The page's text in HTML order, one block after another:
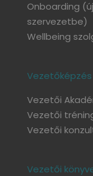
Onboarding
szervezetbe)
Wellbeing
Vezetőképzés
Vezetői
Vezetői
Vezetői
Vezetői